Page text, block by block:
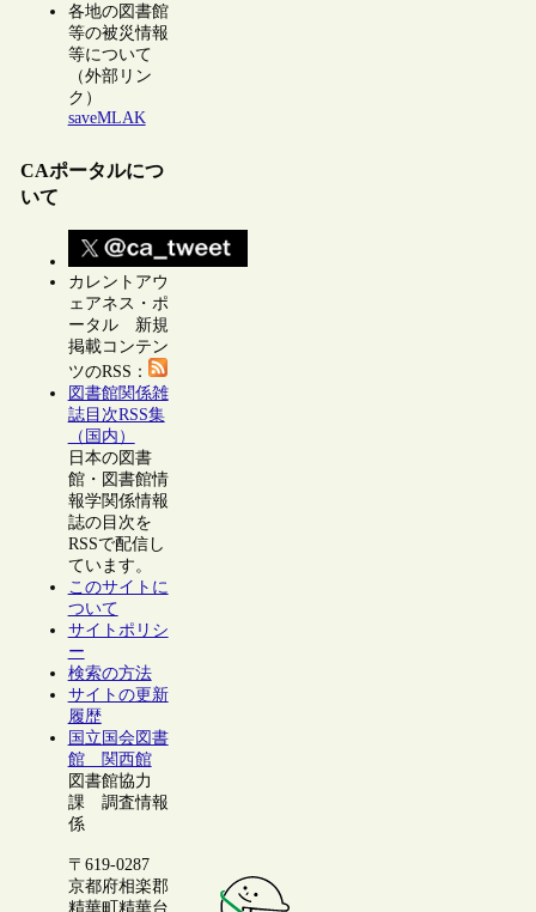
各地の図書館
等の被災情報
等について
（外部リン
ク）
saveMLAK
CAポータルにつ
いて
カレントアウ
ェアネス・ポ
ータル 新規
掲載コンテン
ツのRSS：
図書館関係雑
誌目次RSS集
（国内）
日本の図書
館・図書館情
報学関係情報
誌の目次を
RSSで配信し
ています。
このサイトに
ついて
サイトポリシ
ー
検索の方法
サイトの更新
履歴
国立国会図書
館 関西館
図書館協力
課 調査情報
係
〒619-0287
京都府相楽郡
精華町精華台